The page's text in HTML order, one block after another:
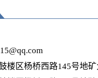
楼区杨桥西路145号地